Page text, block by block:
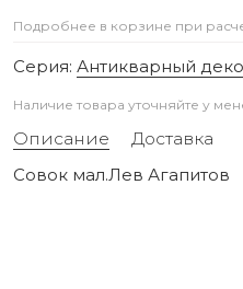
Подробнее в корзине при
Серия:Антикварный
Наличие товара уточняйте у
Описание
Доставка
Совок мал.Лев Агапитов